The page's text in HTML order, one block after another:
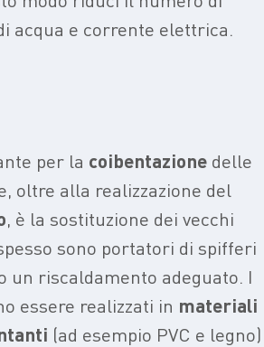
acqua e corrente elettrica.
per la coibentazione delle
oltre alla realizzazione del
, è la sostituzione dei vecchi
sono portatori di spifferi
un riscaldamento adeguato. I
essere realizzati in materiali
(ad esempio PVC e legno)